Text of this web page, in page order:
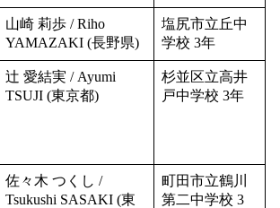
山崎 莉歩 / Riho
YAMAZAKI (長野県)
塩尻市立丘中
学校 3年
辻 愛結実 / Ayumi
TSUJI (東京都)
杉並区立高井
戸中学校 3年
佐々木 つくし /
Tsukushi SASAKI (東
町田市立鶴川
第二中学校 3